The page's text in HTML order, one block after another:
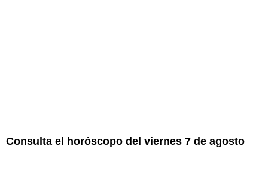
Consulta el horóscopo del viernes 7 de agosto